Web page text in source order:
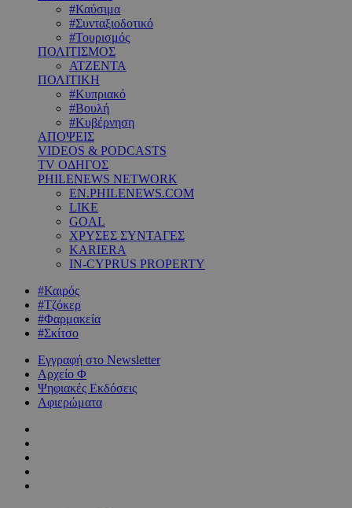
#Καύσιμα
#Συνταξιοδοτικό
#Τουρισμός
ΠΟΛΙΤΙΣΜΟΣ
ΑΤΖΕΝΤΑ
ΠΟΛΙΤΙΚΗ
#Κυπριακό
#Βουλή
#Κυβέρνηση
ΑΠΟΨΕΙΣ
VIDEOS & PODCASTS
TV ΟΔΗΓΟΣ
PHILENEWS NETWORK
EN.PHILENEWS.COM
LIKE
GOAL
ΧΡΥΣΕΣ ΣΥΝΤΑΓΕΣ
KARIERA
IN-CYPRUS PROPERTY
#Καιρός
#Τζόκερ
#Φαρμακεία
#Σκίτσο
Εγγραφή στο Newsletter
Αρχείο Φ
Ψηφιακές Εκδόσεις
Αφιερώματα